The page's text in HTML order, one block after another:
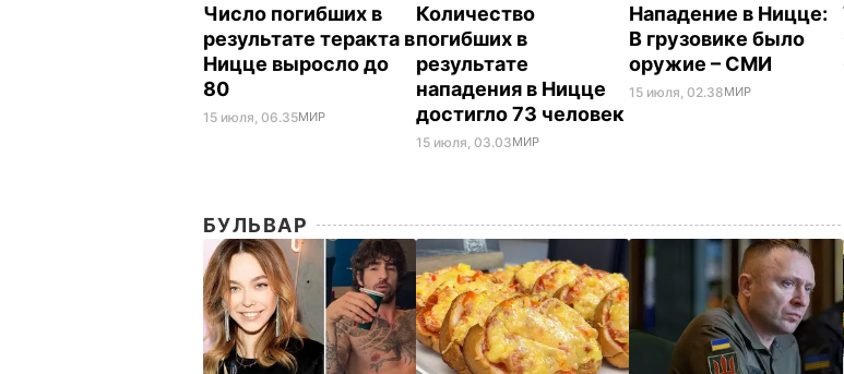
Число погибших в
результате теракта в
Ницце выросло до
80
15 июля, 06.35МИР
Количество
погибших в
результате
нападения в Ницце
достигло 73 человек
15 июля, 03.03МИР
Нападение в Ницце:
В грузовике было
оружие – СМИ
15 июля, 02.38МИР
БУЛЬВАР